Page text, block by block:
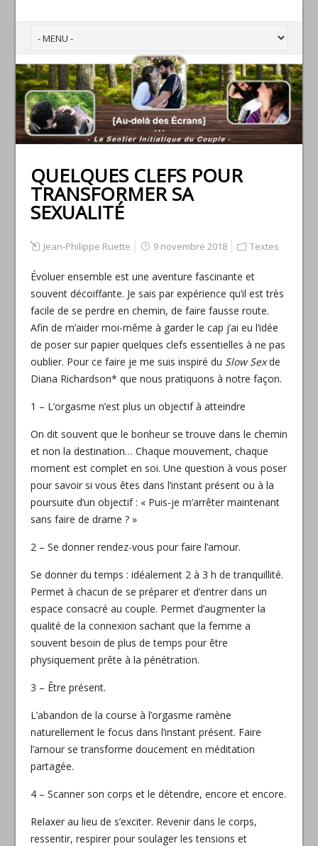
QUELQUES CLEFS POUR
TRANSFORMER SA
SEXUALITÉ
Jean-Philippe Ruette 9 novembre 2018 Textes
Évoluer ensemble est une aventure fascinante et
souvent décoiffante. Je sais par expérience qu’il est très
facile de se perdre en chemin, de faire fausse route.
Afin de m’aider moi-même à garder le cap j’ai eu l’idée
de poser sur papier quelques clefs essentielles à ne pas
oublier. Pour ce faire je me suis inspiré du Slow Sexde
Diana Richardson* que nous pratiquons à notre façon.
1 – L’orgasme n’est plus un objectif à atteindre
On dit souvent que le bonheur se trouve dans le chemin
et non la destination… Chaque mouvement, chaque
moment est complet en soi. Une question à vous poser
pour savoir si vous êtes dans l’instant présent ou à la
poursuite d’un objectif : « Puis-je m’arrêter maintenant
sans faire de drame ? »
2 – Se donner rendez-vous pour faire l’amour.
Se donner du temps : idéalement 2 à 3 h de tranquillité.
Permet à chacun de se préparer et d’entrer dans un
espace consacré au couple. Permet d’augmenter la
qualité de la connexion sachant que la femme a
souvent besoin de plus de temps pour être
physiquement prête à la pénétration.
3 – Être présent.
L’abandon de la course à l’orgasme ramène
naturellement le focus dans l’instant présent. Faire
l’amour se transforme doucement en méditation
partagée.
4 – Scanner son corps et le détendre, encore et encore.
Relaxer au lieu de s’exciter. Revenir dans le corps,
ressentir, respirer pour soulager les tensions et